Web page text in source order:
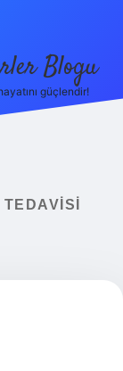
Blogu
güçlendir!